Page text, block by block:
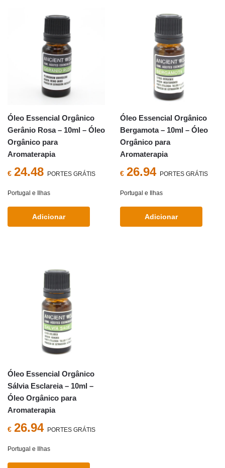
Óleo Essencial Orgânico
Gerânio Rosa – 10ml – Óleo
Orgânico para
Aromaterapia
€ 24.48 PORTES GRÁTIS
Portugal e Ilhas
Adicionar
Óleo Essencial Orgânico
Bergamota – 10ml – Óleo
Orgânico para
Aromaterapia
€ 26.94 PORTES GRÁTIS
Portugal e Ilhas
Adicionar
Óleo Essencial Orgânico
Sálvia Esclareia – 10ml –
Óleo Orgânico para
Aromaterapia
€ 26.94 PORTES GRÁTIS
Portugal e Ilhas